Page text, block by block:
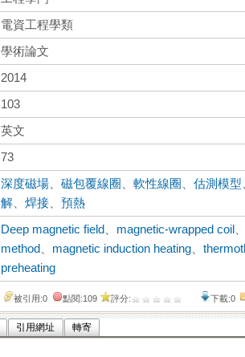
電資工程學類
學術論文
2014
103
英文
73
深度磁場 、磁包覆線圈 、軟性線圈 、估測模型
解 、焊接 、預熱
Deep magnetic field magnetic-wrapped coil
method
magnetic induction heating 、
preheating
被引用:0 點閱:109 評分: 下載:0
引用網址 轉寄